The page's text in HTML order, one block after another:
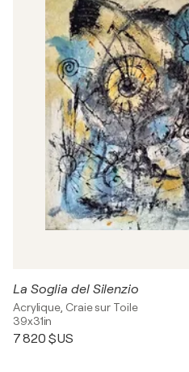
La Soglia del Silenzio
Acrylique, Craie sur Toile
39x31in
7 820 $US